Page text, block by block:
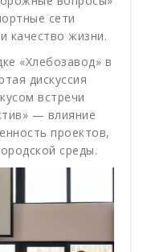
сети
качество жизни.
«Хлебозавод» в
дискуссия
встречи
— влияние
проектов,
среды.